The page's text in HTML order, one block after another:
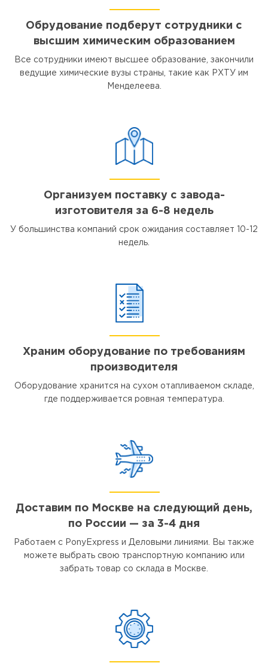
Обрудование подберут сотрудники с
высшим химическим образованием
Все сотрудники имеют высшее образование, закончили
ведущие химические вузы страны, такие как РХТУ им
Менделеева.
Организуем поставку с завода-
изготовителя за 6-8 недель
У большинства компаний срок ожидания составляет 10-12
недель.
Храним оборудование по требованиям
производителя
Оборудование хранится на сухом отапливаемом складе,
где поддерживается ровная температура.
Доставим по Москве на следующий день,
по России — за 3-4 дня
Работаем с PonyExpress и Деловыми линиями. Вы также
можете выбрать свою транспортную компанию или
забрать товар со склада в Москве.